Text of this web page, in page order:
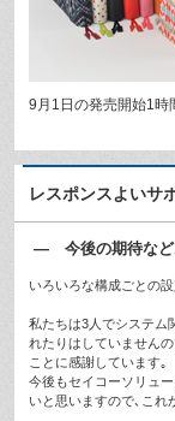
9月1日の発売開始1時
レスポンスよいサ
— 今後の期待など
いろいろな構成ごとの
私たちは3人でシステム
れたりはしていません
ことに感謝しています｡
今後もセイコーソリュ
いと思いますので､これ